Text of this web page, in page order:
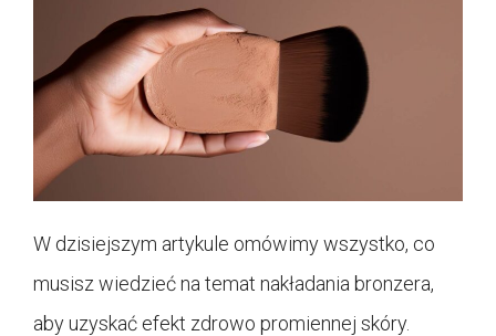
W dzisiejszym artykule omówimy wszystko, co
musisz wiedzieć na temat nakładania bronzera,
aby uzyskać efekt zdrowo promiennej skóry.